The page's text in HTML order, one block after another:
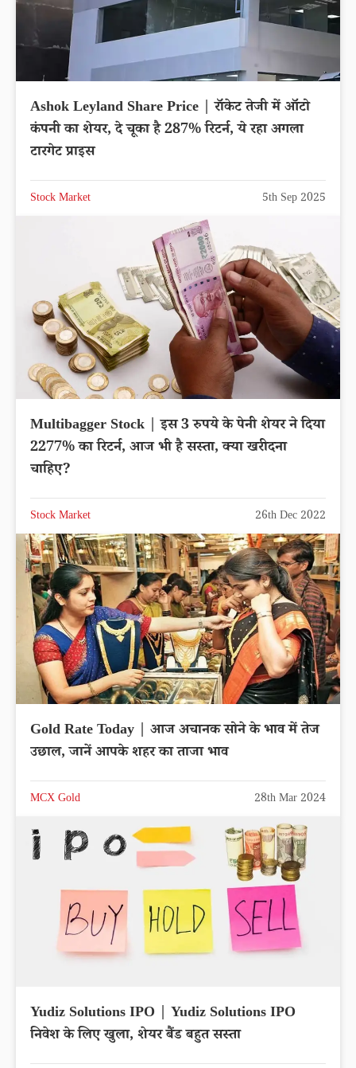
Ashok Leyland Share Price | रॉकेट तेजी में ऑटो
कंपनी का शेयर, दे चूका है 287% रिटर्न, ये रहा अगला
टारगेट प्राइस
Stock Market 5th Sep 2025
Multibagger Stock | इस 3 रुपये के पेनी शेयर ने दिया
2277% का रिटर्न, आज भी है सस्ता, क्या खरीदना
चाहिए?
Stock Market 26th Dec 2022
Gold Rate Today | आज अचानक सोने के भाव में तेज
उछाल, जानें आपके शहर का ताजा भाव
MCX Gold 28th Mar 2024
Yudiz Solutions IPO | Yudiz Solutions IPO
निवेश के लिए खुला, शेयर बैंड बहुत सस्ता